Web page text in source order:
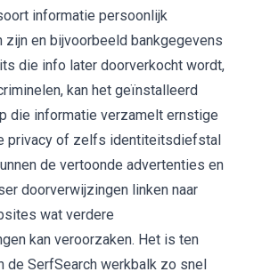
informatie persoonlijk
zijn en bijvoorbeeld bankgegevens
die info later doorverkocht wordt,
kan het geïnstalleerd
die informatie verzamelt ernstige
privacy of zelfs identiteitsdiefstal
de vertoonde advertenties en
doorverwijzingen linken naar
wat verdere
kan veroorzaken. Het is ten
de SerfSearch werkbalk zo snel